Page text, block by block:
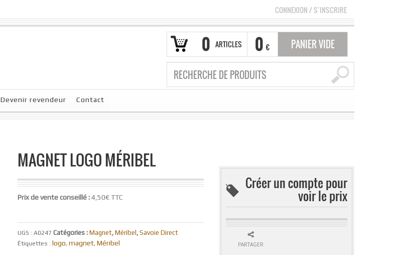
CONNEXION/S’INSCRIRE
0 ARTICLES 0 € PANIER VIDE
Devenir revendeur Contact
MAGNET LOGO MÉRIBEL
Prix de vente conseillé :4,50€ TTC
UGS : A0247 Catégories : Magnet, Méribel , Savoie Direct
Étiquettes : logo, magnet, Méribel
Créer un compte pour
voir le prix
PARTAGER